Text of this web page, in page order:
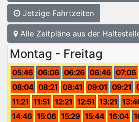
Jetzige Fahrtzeiten
Alle Zeitpläne aus der
Montag - Freitag
05:46 06:06 06:26 06:46 07:06
08:04 08:21 08:41 09:01 09:21
11:21 11:51 12:21 12:51 13:21
14:46 15:06 15:29 15:44 16:04